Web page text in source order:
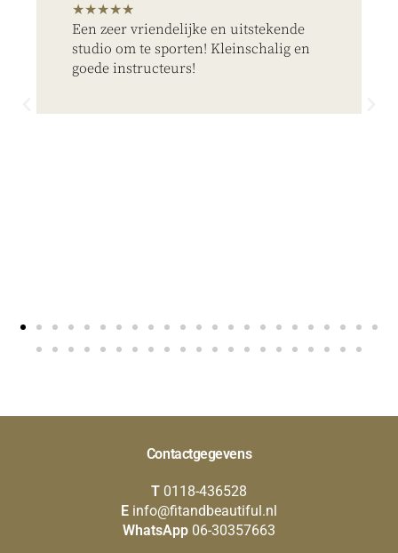
★★★★★
Een zeer vriendelijke en uitstekende
studio om te sporten! Kleinschalig en
goede instructeurs!
Contactgegevens
T 0118-436528
E info@fitandbeautiful.nl
WhatsApp 06-30357663